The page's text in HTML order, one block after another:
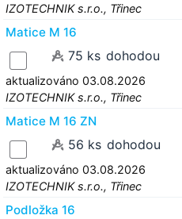
IZOTECHNIK s.r.o., Třinec
Matice M 16
75 ks dohodou
aktualizováno 03.08.2026
IZOTECHNIK s.r.o., Třinec
Matice M 16 ZN
56 ks dohodou
aktualizováno 03.08.2026
IZOTECHNIK s.r.o., Třinec
Podložka 16